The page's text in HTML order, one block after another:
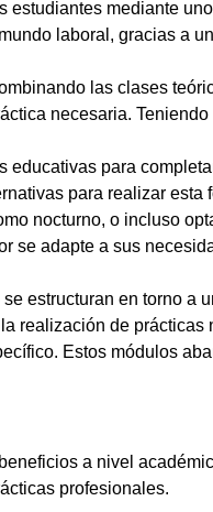
estudiantes mediante
laboral, gracias a
las clases
necesaria.
educativas para
para realizar
nocturno, o incluso
se adapte a sus
estructuran en torno
realización de
Estos módulos
a nivel
profesionales.